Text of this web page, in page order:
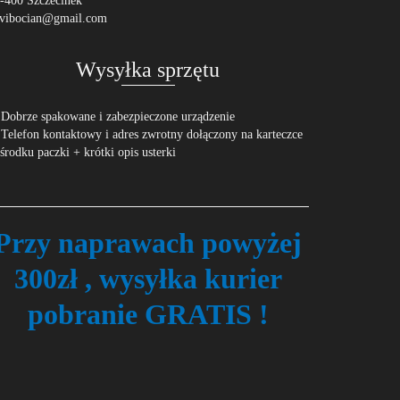
Wysyłka sprzętu
spakowane i zabezpieczone urządzenie
kontaktowy i adres zwrotny dołączony na karteczce
paczki + krótki opis usterki
naprawach powyżej
300zł , wysyłka kurier
pobranie GRATIS !